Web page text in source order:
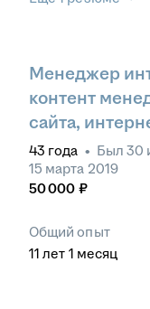
Менеджер
контент
сайта,
43 года • Был 30
15 марта 2019
50 000 ₽
Общий опыт
11 лет 1 месяц